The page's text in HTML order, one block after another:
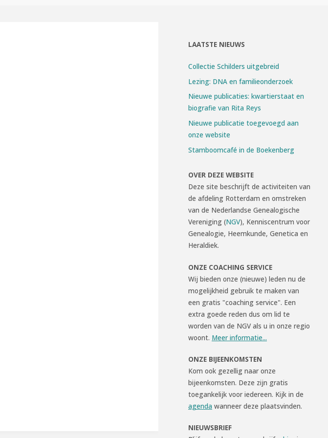
LAATSTE NIEUWS
Collectie Schilders uitgebreid
Lezing: DNA en familieonderzoek
Nieuwe publicaties: kwartierstaat en
biografie van Rita Reys
Nieuwe publicatie toegevoegd aan
onze website
Stamboomcafé in de Boekenberg
OVER DEZE WEBSITE
Deze site beschrijft de activiteiten van
de afdeling Rotterdam en omstreken
van de Nederlandse Genealogische
Vereniging (NGV), Kenniscentrum voor
Genealogie, Heemkunde, Genetica en
Heraldiek.
ONZE COACHING SERVICE
Wij bieden onze (nieuwe) leden nu de
mogelijkheid gebruik te maken van
een gratis "coaching service". Een
extra goede reden dus om lid te
worden van de NGV als u in onze regio
woont. Meer informatie...
ONZE BIJEENKOMSTEN
Kom ook gezellig naar onze
bijeenkomsten. Deze zijn gratis
toegankelijk voor iedereen. Kijk in de
agenda wanneer deze plaatsvinden.
NIEUWSBRIEF